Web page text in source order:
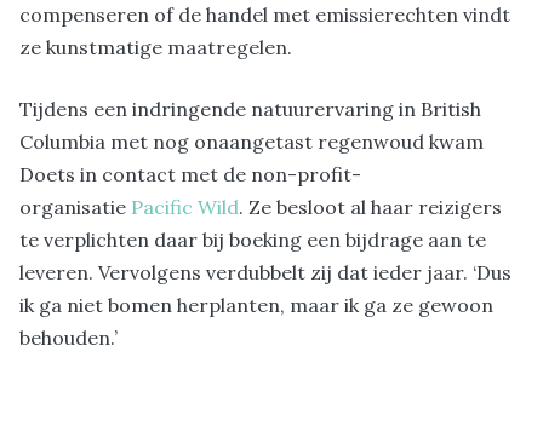
compenseren of de handel met emissierechten vindt
ze kunstmatige maatregelen.
Tijdens een indringende natuurervaring in British
Columbia met nog onaangetast regenwoud kwam
Doets in contact met de non-profit-
organisatie Pacific Wild. Ze besloot al haar reizigers
te verplichten daar bij boeking een bijdrage aan te
leveren. Vervolgens verdubbelt zij dat ieder jaar. ‘Dus
ik ga niet bomen herplanten, maar ik ga ze gewoon
behouden.’